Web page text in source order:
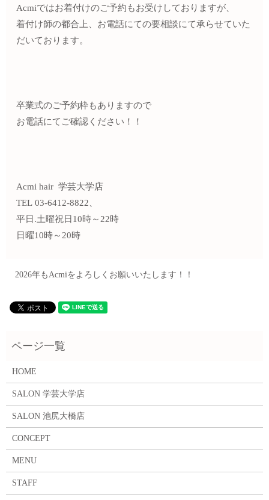
Acmiではお着付けのご予約もお受けしておりますが、
着付け師の都合上、お電話にての要相談にて承らせていた
だいております。
卒業式のご予約枠もありますので
お電話にてご確認ください！！
Acmi hair 学芸大学店
TEL 03-6412-8822、
平日.土曜祝日10時～22時
日曜10時～20時
2026年もAcmiをよろしくお願いいたします！！
HOME
SALON 学芸大学店
SALON 池尻大橋店
CONCEPT
MENU
STAFF